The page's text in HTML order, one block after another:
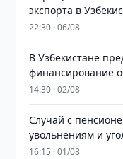
экспорта в
22:30 · 06/08
В Узбекистане
финансирование
14:30 · 02/08
Случай с
увольнениям и
16:15 · 01/08